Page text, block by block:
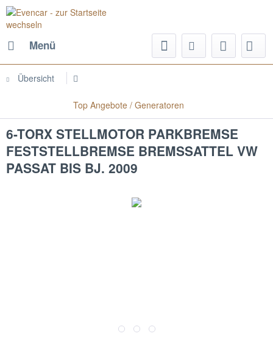
Menü
Übersicht
Top Angebote / Generatoren
6-TORX STELLMOTOR PARKBREMSE
FESTSTELLBREMSE BREMSSATTEL VW
PASSAT BIS BJ. 2009